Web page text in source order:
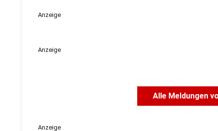
Anzeige
Anzeige
Alle Meldungen
Anzeige